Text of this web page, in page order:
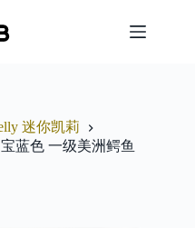
迷你凯莉
蓝色 一级美洲鳄鱼